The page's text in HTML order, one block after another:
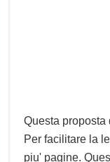
Questa proposta
Per facilitare la
piu' pagine.